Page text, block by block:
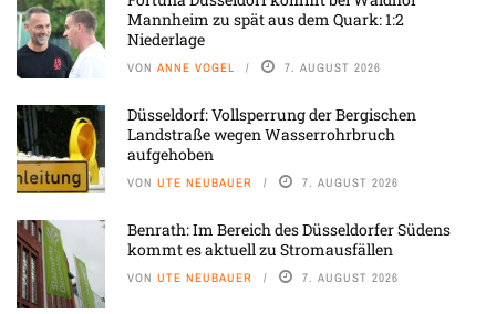
Mannheim zu spät aus dem Quark: 1:2
Niederlage
VON ANNE VOGEL 7. AUGUST 2026
Düsseldorf: Vollsperrung der Bergischen
Landstraße wegen Wasserrohrbruch
aufgehoben
VON UTE NEUBAUER 7. AUGUST 2026
Benrath: Im Bereich des Düsseldorfer Südens
kommt es aktuell zu Stromausfällen
VON UTE NEUBAUER 7. AUGUST 2026